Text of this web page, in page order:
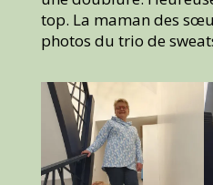
top. La maman des
photos du trio de